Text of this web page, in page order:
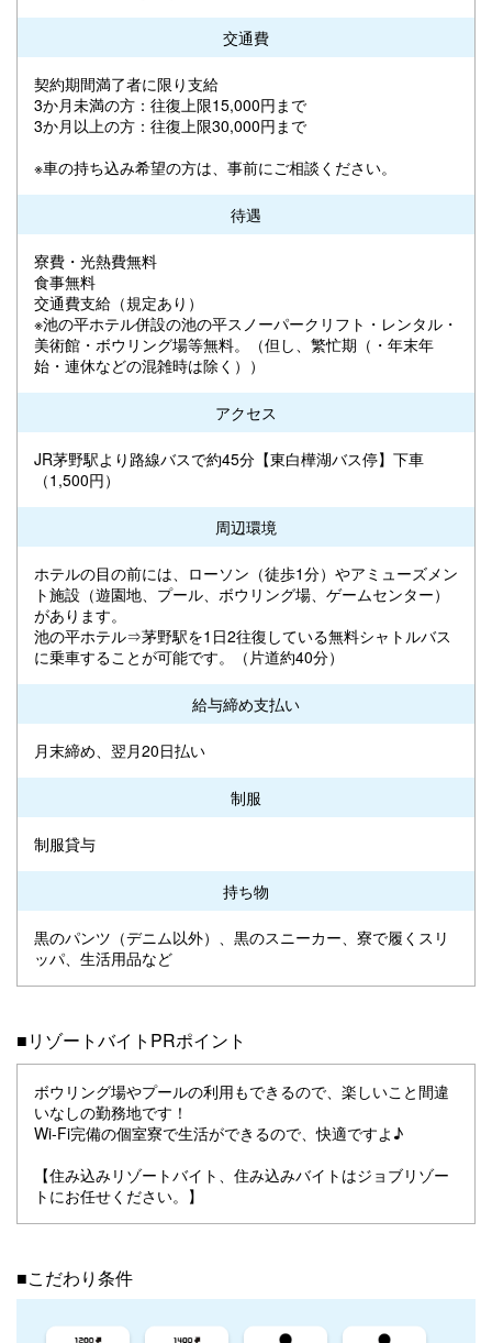
交通費
契約期間満了者に限り支給
3か月未満の方：往復上限15,000円まで
3か月以上の方：往復上限30,000円まで
※車の持ち込み希望の方は、事前にご相談ください。
待遇
寮費・光熱費無料
食事無料
交通費支給（規定あり）
※池の平ホテル併設の池の平スノーパークリフト・レンタル・
美術館・ボウリング場等無料。（但し、繁忙期（・年末年
始・連休などの混雑時は除く））
アクセス
JR茅野駅より路線バスで約45分【東白樺湖バス停】下車
（1,500円）
周辺環境
ホテルの目の前には、ローソン（徒歩1分）やアミューズメン
ト施設（遊園地、プール、ボウリング場、ゲームセンター）
があります。
池の平ホテル⇒茅野駅を1日2往復している無料シャトルバス
に乗車することが可能です。（片道約40分）
給与締め支払い
月末締め、翌月20日払い
制服
制服貸与
持ち物
黒のパンツ（デニム以外）、黒のスニーカー、寮で履くスリ
ッパ、生活用品など
■リゾートバイトPRポイント
ボウリング場やプールの利用もできるので、楽しいこと間違
いなしの勤務地です！
Wi-Fi完備の個室寮で生活ができるので、快適ですよ♪
【住み込みリゾートバイト、住み込みバイトはジョブリゾー
トにお任せください。】
■こだわり条件